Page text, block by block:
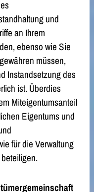
und
an Ihrem
ebenso wie Sie
müssen,
Instandsetzung des
ist. Überdies
Miteigentumsanteil
Eigentums und
für die Verwaltung